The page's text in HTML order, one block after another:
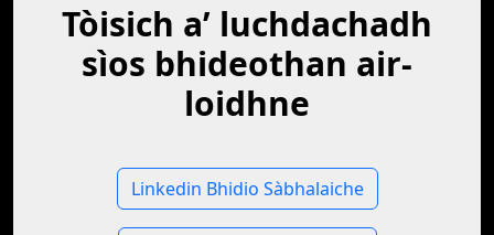
Tòisich a’ luchdachadh
sìos bhideothan air-
loidhne
Linkedin Bhidio Sàbhalaiche